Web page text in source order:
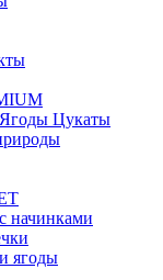
Цукаты
начинками
ягоды